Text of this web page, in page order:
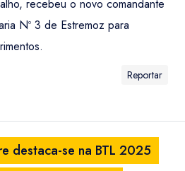
recebeu o novo comandante
Nº 3 de Estremoz para
Reportar
destaca-se na BTL 2025